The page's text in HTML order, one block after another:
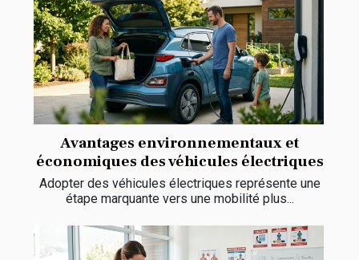
Avantages environnementaux et
économiques des véhicules électriques
Adopter des véhicules électriques représente une
étape marquante vers une mobilité plus...